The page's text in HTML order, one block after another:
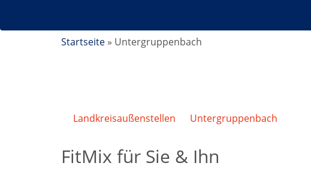
Startseite » Untergruppenbach
Landkreisaußenstellen Untergruppenbach
FitMix für Sie & Ihn